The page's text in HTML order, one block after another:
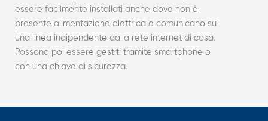
essere facilmente installati anche dove non è
presente alimentazione elettrica e comunicano su
una linea indipendente dalla rete internet di casa.
Possono poi essere gestiti tramite smartphone o
con una chiave di sicurezza.